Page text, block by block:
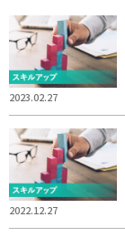
2023.02.27
2022.12.27